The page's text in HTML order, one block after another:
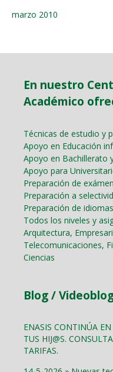
marzo 2010
En nuestro
Académico
Técnicas de estudio y
Apoyo en Educación
Apoyo en Bachillerato
Apoyo para
Preparación de
Preparación a
Preparación de
Todos los niveles y
Arquitectura,
Telecomunicaciones,
Ciencias
Blog /
ENASIS CONTINÚA
TUS HIJ@S.
TARIFAS.